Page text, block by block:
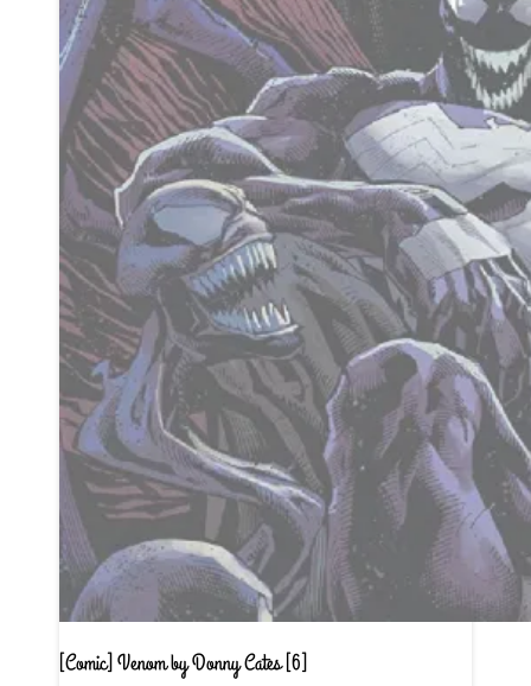
[Comic] Venom by Donny Cates [6]